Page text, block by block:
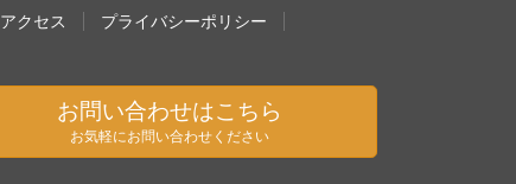
アクセス プライバシーポリシー
お問い合わせはこちら
お気軽にお問い合わせください